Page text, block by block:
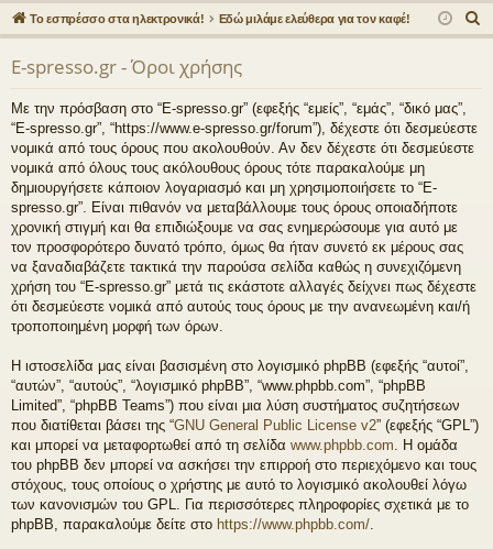
γο
ρε
ς
συ
έσ
εις
Συ
ζη
σε
δε
ση
ρα
φ
Το εσπρέσσο στα ηλεκτρονικά! Εδώ μιλάμε ελεύθερα για τον καφέ!
ν
E-spresso.gr - Όροι χρήσης
Με την πρόσβαση στο “E-spresso.gr” (εφεξής “εμείς”, “εμάς”, “δικό μας”,
“E-spresso.gr”, “https://www.e-spresso.gr/forum”), δέχεστε ότι δεσμεύεστε
νομικά από τους όρους που ακολουθούν. Αν δεν δέχεστε ότι δεσμεύεστε
νομικά από όλους τους ακόλουθους όρους τότε παρακαλούμε μη
δημιουργήσετε κάποιον λογαριασμό και μη χρησιμοποιήσετε το “E-
spresso.gr”. Είναι πιθανόν να μεταβάλλουμε τους όρους οποιαδήποτε
χρονική στιγμή και θα επιδιώξουμε να σας ενημερώσουμε για αυτό με
τον προσφορότερο δυνατό τρόπο, όμως θα ήταν συνετό εκ μέρους σας
να ξαναδιαβάζετε τακτικά την παρούσα σελίδα καθώς η συνεχιζόμενη
χρήση του “E-spresso.gr” μετά τις εκάστοτε αλλαγές δείχνει πως δέχεστε
ότι δεσμεύεστε νομικά από αυτούς τους όρους με την ανανεωμένη και/ή
τροποποιημένη μορφή των όρων.
Η ιστοσελίδα μας είναι βασισμένη στο λογισμικό phpBB (εφεξής “αυτοί”,
“αυτών”, “αυτούς”, “λογισμικό phpBB”, “www.phpbb.com”, “phpBB
Limited”, “phpBB Teams”) που είναι μια λύση συστήματος συζητήσεων
που διατίθεται βάσει της “GNU General Public License v2” (εφεξής “GPL”)
και μπορεί να μεταφορτωθεί από τη σελίδα www.phpbb.com . Η ομάδα
του phpBB δεν μπορεί να ασκήσει την επιρροή στο περιεχόμενο και τους
στόχους, τους οποίους ο χρήστης με αυτό το λογισμικό ακολουθεί λόγω
των κανονισμών του GPL. Για περισσότερες πληροφορίες σχετικά με το
phpBB, παρακαλούμε δείτε στο https://www.phpbb.com/